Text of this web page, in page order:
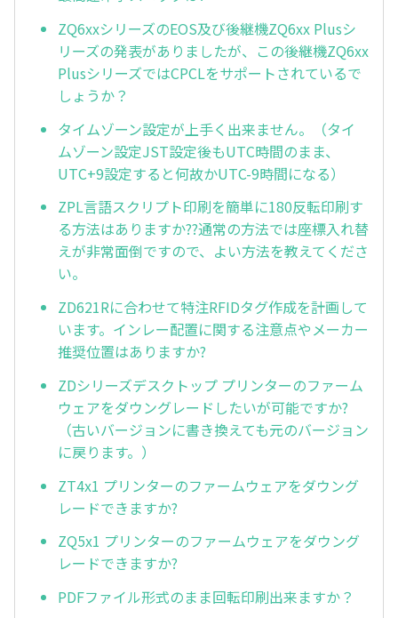
ZQ6xxシリーズのEOS及び後継機ZQ6xx Plusシ
リーズの発表がありましたが、この後継機ZQ6xx
PlusシリーズではCPCLをサポートされているで
しょうか？
タイムゾーン設定が上手く出来ません。（タイ
ムゾーン設定JST設定後もUTC時間のまま、
UTC+9設定すると何故かUTC-9時間になる）
ZPL言語スクリプト印刷を簡単に180反転印刷す
る方法はありますか??通常の方法では座標入れ替
えが非常面倒ですので、よい方法を教えてくださ
い。
ZD621Rに合わせて特注RFIDタグ作成を計画して
います。インレー配置に関する注意点やメーカー
推奨位置はありますか?
ZDシリーズデスクトップ プリンターのファーム
ウェアをダウングレードしたいが可能ですか?
（古いバージョンに書き換えても元のバージョン
に戻ります。）
ZT4x1 プリンターのファームウェアをダウング
レードできますか?
ZQ5x1 プリンターのファームウェアをダウング
レードできますか?
PDFファイル形式のまま回転印刷出来ますか？